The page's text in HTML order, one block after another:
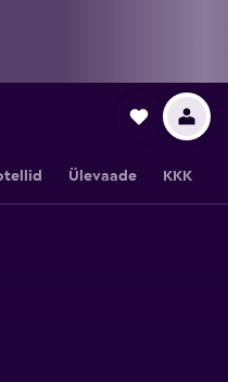
Ülevaade KKK